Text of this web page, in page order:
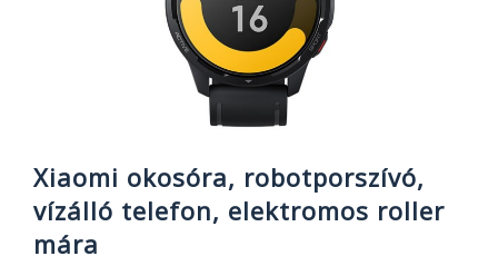
–
módosítható
hangzás,
nagyon
hosszú
üzemidő
Xiaomi okosóra, robotporszívó,
vízálló telefon, elektromos roller
mára